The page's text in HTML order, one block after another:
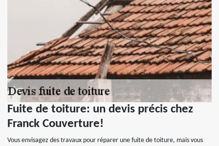
Fuite de toiture: un devis précis chez
Franck Couverture!
Vous envisagez des travaux pour réparer une fuite de toiture, mais vous